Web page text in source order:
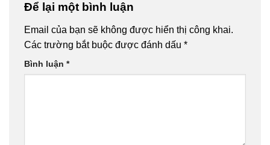
Để lại một bình luận
Email của bạn sẽ không được hiển thị công khai.
Các trường bắt buộc được đánh dấu *
Bình luận *